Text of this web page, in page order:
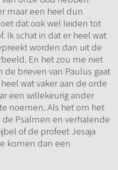
maar een heel dun
dat ook wel leiden tot
Ik schat in dat er heel wat
worden dan uit de
En het zou me niet
brieven van Paulus gaat
wat vaker aan de orde
een willekeurig ander
noemen. Als het om het
Psalmen en verhalende
of de profeet Jesaja
komen dan een